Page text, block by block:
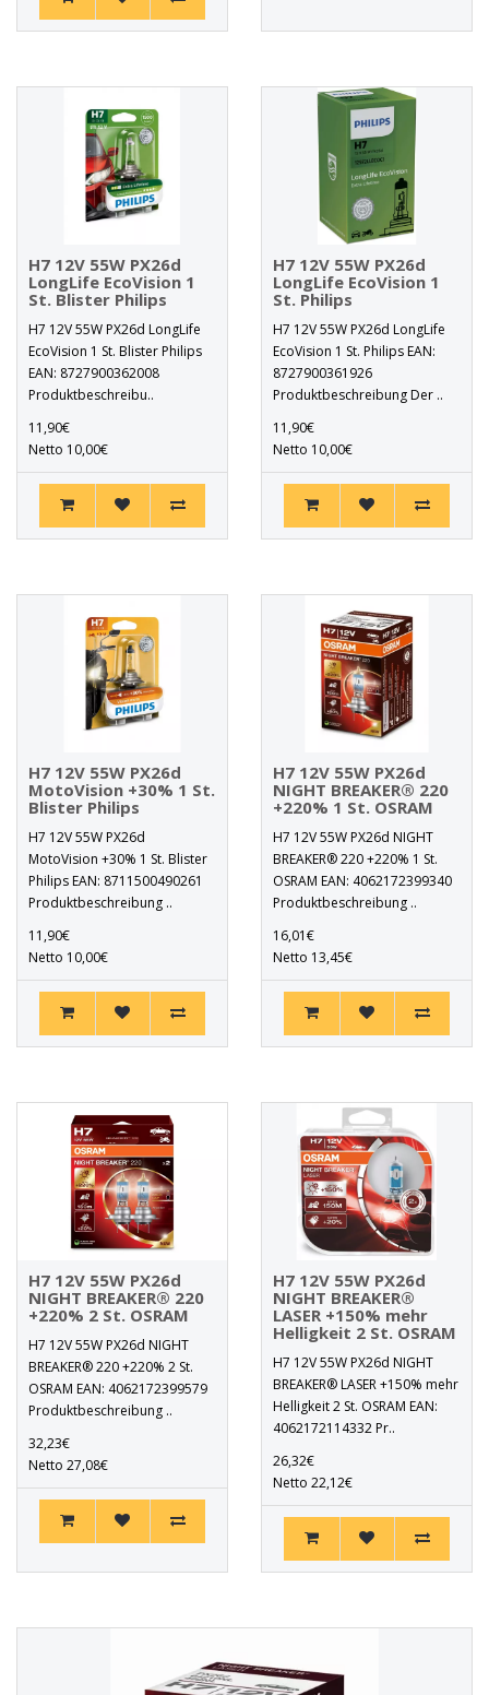
H7 12V 55W PX26d
LongLife EcoVision 1
St. Blister Philips
H7 12V 55W PX26d LongLife
EcoVision 1 St. Blister Philips
EAN: 8727900362008
Produktbeschreibu..
11,90€
Netto 10,00€
H7 12V 55W PX26d
LongLife EcoVision 1
St. Philips
H7 12V 55W PX26d LongLife
EcoVision 1 St. Philips EAN:
8727900361926
Produktbeschreibung Der ..
11,90€
Netto 10,00€
H7 12V 55W PX26d
MotoVision +30% 1 St.
Blister Philips
H7 12V 55W PX26d
MotoVision +30% 1 St. Blister
Philips EAN: 8711500490261
Produktbeschreibung ..
11,90€
Netto 10,00€
H7 12V 55W PX26d
NIGHT BREAKER® 220
+220% 1 St. OSRAM
H7 12V 55W PX26d NIGHT
BREAKER® 220 +220% 1 St.
OSRAM EAN: 4062172399340
Produktbeschreibung ..
16,01€
Netto 13,45€
H7 12V 55W PX26d
NIGHT BREAKER® 220
+220% 2 St. OSRAM
H7 12V 55W PX26d NIGHT
BREAKER® 220 +220% 2 St.
OSRAM EAN: 4062172399579
Produktbeschreibung ..
32,23€
Netto 27,08€
H7 12V 55W PX26d
NIGHT BREAKER®
LASER +150% mehr
Helligkeit 2 St. OSRAM
H7 12V 55W PX26d NIGHT
BREAKER® LASER +150% mehr
Helligkeit 2 St. OSRAM EAN:
4062172114332 Pr..
26,32€
Netto 22,12€